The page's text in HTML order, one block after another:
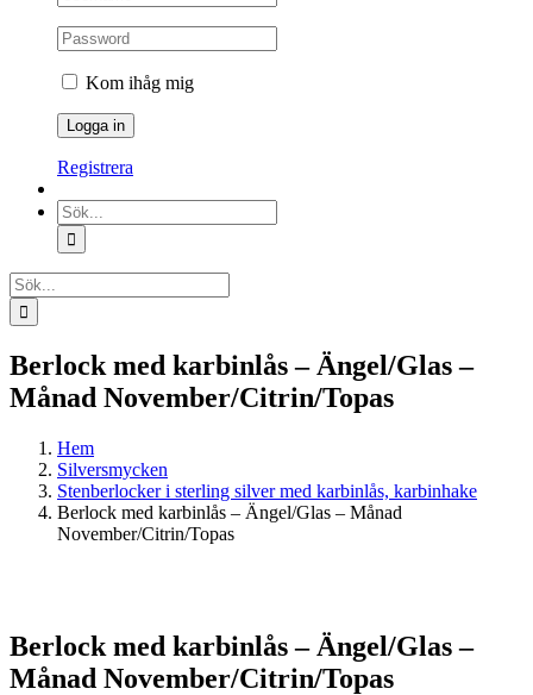
Kom ihåg mig
Registrera
Sök
efter:
Sök
efter:
Berlock med karbinlås – Ängel/Glas –
Månad November/Citrin/Topas
Hem
Silversmycken
Stenberlocker i sterling silver med karbinlås, karbinhake
Berlock med karbinlås – Ängel/Glas – Månad
November/Citrin/Topas
Berlock med karbinlås – Ängel/Glas –
Månad November/Citrin/Topas